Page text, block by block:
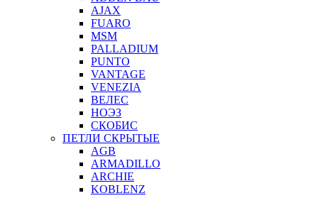
AJAX
FUARO
MSM
PALLADIUM
PUNTO
VANTAGE
VENEZIA
ВЕЛЕС
НОЭЗ
СКОБИС
ПЕТЛИ СКРЫТЫЕ
AGB
ARMADILLO
ARCHIE
KOBLENZ